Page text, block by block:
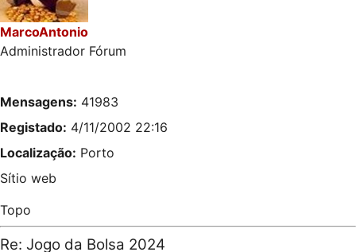
MarcoAntonio
Administrador Fórum
Mensagens: 41983
Registado: 4/11/2002 22:16
Localização: Porto
Sítio web
Topo
Re: Jogo da Bolsa 2024